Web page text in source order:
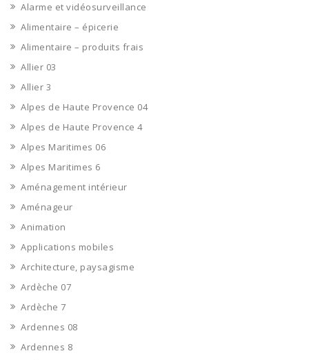
Alarme et vidéosurveillance
Alimentaire – épicerie
Alimentaire – produits frais
Allier 03
Allier 3
Alpes de Haute Provence 04
Alpes de Haute Provence 4
Alpes Maritimes 06
Alpes Maritimes 6
Aménagement intérieur
Aménageur
Animation
Applications mobiles
Architecture, paysagisme
Ardèche 07
Ardèche 7
Ardennes 08
Ardennes 8